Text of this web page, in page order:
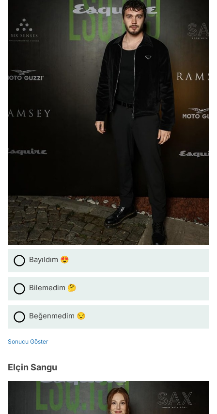
Bayıldım 😍
Bilemedim 🤔
Beğenmedim 😒
Sonucu Göster
Elçin Sangu